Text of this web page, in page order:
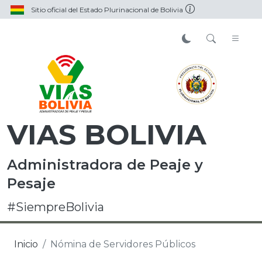
Sitio oficial del Estado Plurinacional de Bolivia
VIAS BOLIVIA
Administradora de Peaje y
Pesaje
#SiempreBolivia
Inicio Nómina de Servidores Públicos